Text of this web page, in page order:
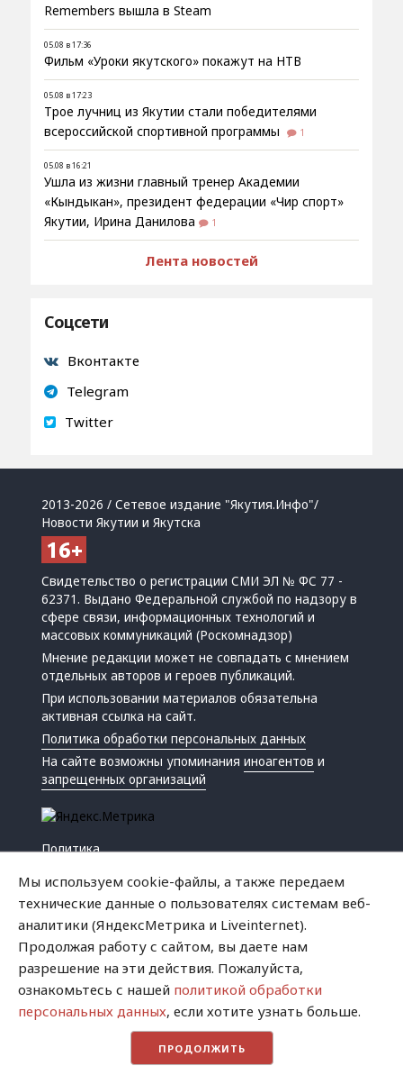
Remembers вышла в Steam
05.08 в 17:36
Фильм «Уроки якутского» покажут на НТВ
05.08 в 17:23
Трое лучниц из Якутии стали победителями
всероссийской спортивной программы
1
05.08 в 16:21
Ушла из жизни главный тренер Академии
«Кындыкан», президент федерации «Чир спорт»
Якутии, Ирина Данилова
1
Лента новостей
Соцсети
Вконтакте
Telegram
Twitter
2013-2026 / Сетевое издание "Якутия.Инфо"/
Новости Якутии и Якутска
Свидетельство о регистрации СМИ ЭЛ № ФС 77 -
62371. Выдано Федеральной службой по надзору в
сфере связи, информационных технологий и
массовых коммуникаций (Роскомнадзор)
Мнение редакции может не совпадать с мнением
отдельных авторов и героев публикаций.
При использовании материалов обязательна
активная ссылка на сайт.
Политика обработки персональных данных
На сайте возможны упоминанияиноагентов и
запрещенных организаций
Политика
Успех
Хватит это терпеть
Мы используем cookie-файлы, а также передаем
технические данные о пользователях системам веб-
аналитики (ЯндексМетрика и Liveinternet).
Продолжая работу с сайтом, вы даете нам
разрешение на эти действия. Пожалуйста,
ознакомьтесь с нашей политикой обработки
персональных данных, если хотите узнать больше.
ПРОДОЛЖИТЬ